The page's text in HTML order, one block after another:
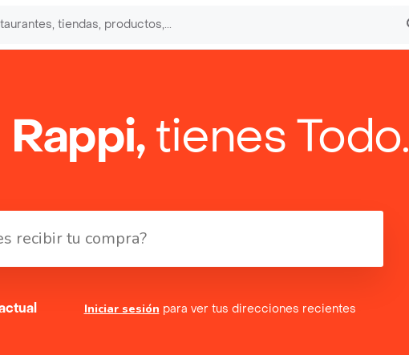
Rappi,tienes Todo.
Iniciar sesión para ver tus direcciones recientes